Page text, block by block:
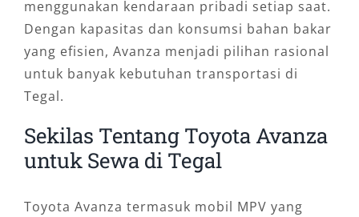
menggunakan kendaraan pribadi setiap saat.
Dengan kapasitas dan konsumsi bahan bakar
yang efisien, Avanza menjadi pilihan rasional
untuk banyak kebutuhan transportasi di
Tegal.
Sekilas Tentang Toyota Avanza
untuk Sewa di Tegal
Toyota Avanza termasuk mobil MPV yang